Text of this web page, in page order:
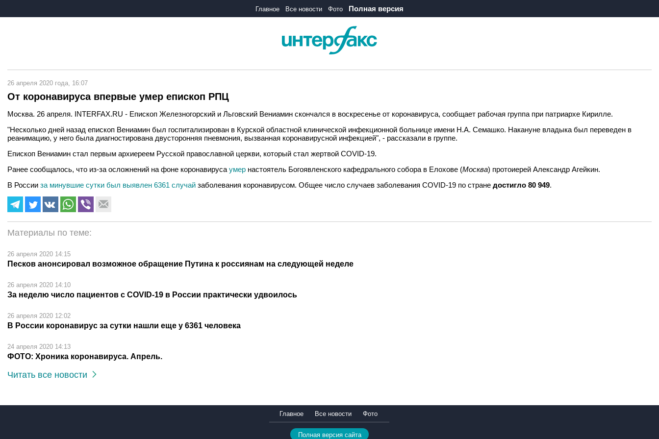
Главное Все новости Фото Полная версия
26 апреля 2020 года, 16:07
От коронавируса впервые умер епископ РПЦ
Москва. 26 апреля. INTERFAX.RU - Епископ Железногорский и Льговский Вениамин скончался в воскресенье от коронавируса, сообщает рабочая группа при патриархе Кирилле.
"Несколько дней назад епископ Вениамин был госпитализирован в Курской областной клинической инфекционной больнице имени Н.А. Семашко. Накануне владыка был переведен в
реанимацию, у него была диагностирована двусторонняя пневмония, вызванная коронавирусной инфекцией", - рассказали в группе.
Епископ Вениамин стал первым архиереем Русской православной церкви, который стал жертвой COVID-19.
Ранее сообщалось, что из-за осложнений на фоне коронавируса умер настоятель Богоявленского кафедрального собора в Елохове (Москва) протоиерей Александр Агейкин.
В России за минувшие сутки был выявлен 6361 случай заболевания коронавирусом. Общее число случаев заболевания COVID-19 по стране достигло 80 949.
Материалы по теме:
26 апреля 2020 14:15
Песков анонсировал возможное обращение Путина к россиянам на следующей неделе
26 апреля 2020 14:10
За неделю число пациентов с COVID-19 в России практически удвоилось
26 апреля 2020 12:02
В России коронавирус за сутки нашли еще у 6361 человека
24 апреля 2020 14:13
ФОТО: Хроника коронавируса. Апрель.
Читать все новости
Главное Все новости Фото
Полная версия сайта